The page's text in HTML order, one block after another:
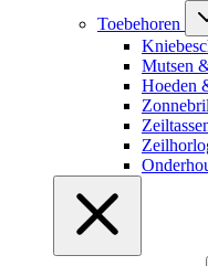
Toebehoren
Mutsen
Hoeden